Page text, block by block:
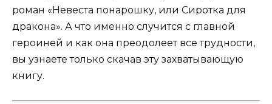
роман «Невеста понарошку, или Сиротка для
дракона». А что именно случится с главной
героиней и как она преодолеет все трудности,
вы узнаете только скачав эту захватывающую
книгу.